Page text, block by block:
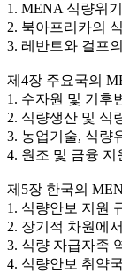
1. MENA 식량위
2. 북아프리카의
3. 레반트와 걸프
제4장 주요국의
1. 수자원 및 기후
2. 식량생산 및 식
3. 농업기술, 식량
4. 원조 및 금융 지
제5장 한국의
1. 식량안보 지원
2. 장기적 차원에
3. 식량 자급자족
4. 식량안보 취약